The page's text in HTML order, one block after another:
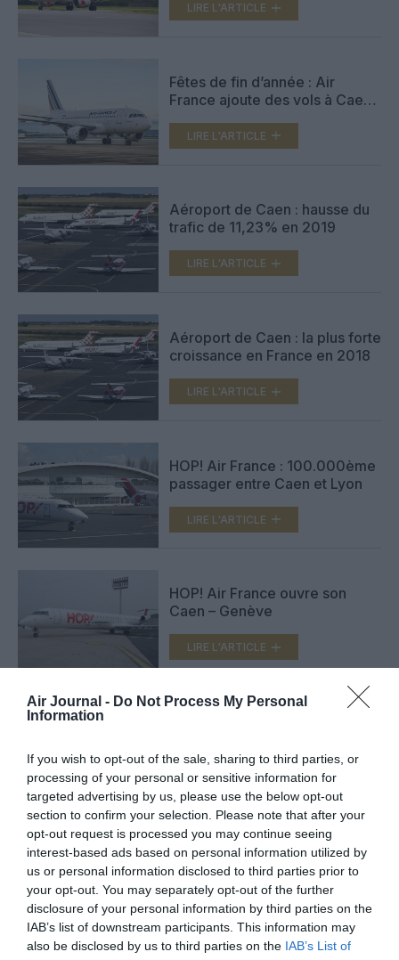
Air Journal - Do Not Process My Personal
Information
If you wish to opt-out of the sale, sharing to third parties, or
processing of your personal or sensitive information for
targeted advertising by us, please use the below opt-out
section to confirm your selection. Please note that after your
opt-out request is processed you may continue seeing
interest-based ads based on personal information utilized by
us or personal information disclosed to third parties prior to
your opt-out. You may separately opt-out of the further
disclosure of your personal information by third parties on the
IAB’s list of downstream participants. This information may
also be disclosed by us to third parties on the IAB’s List of
LIRE L'ARTICLE
Fêtes de fin d’année : Air
France ajoute des vols à Caen
LIRE L'ARTICLE
Aéroport de Caen : hausse du
trafic de 11,23% en 2019
LIRE L'ARTICLE
Aéroport de Caen : la plus forte
croissance en France en 2018
LIRE L'ARTICLE
HOP! Air France : 100.000ème
passager entre Caen et Lyon
LIRE L'ARTICLE
HOP! Air France ouvre son
Caen – Genève
LIRE L'ARTICLE
avec Pau et Genève
LIRE L'ARTICLE
VOIR PLUS D'ARTICLES
FAIRE UN DON